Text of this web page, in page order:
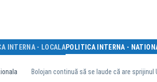
INTERNA - LOCALAPOLITICA INTERNA -
Bolojan continuă să se laude că are